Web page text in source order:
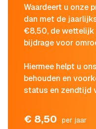
Waardeert u onze
dan met de
€8,50, de wettelijk
bijdrage voor
Hiermee helpt u
behouden en
status en zendtijd
€ 8,50 per jaar